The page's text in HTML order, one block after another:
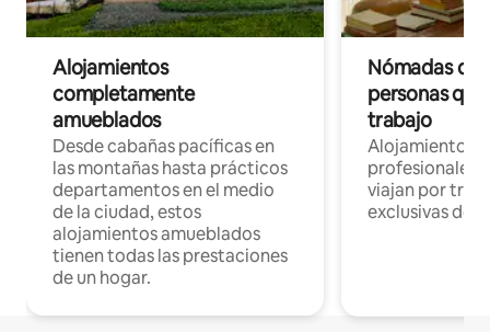
Alojamientos
completamente
amueblados
Desde cabañas pacíficas en
las montañas hasta prácticos
departamentos en el medio
de la ciudad, estos
alojamientos amueblados
tienen todas las prestaciones
de un hogar.
Nómadas
personas
trabajo
Alojamientos
profesionales
viajan por
exclusivas de